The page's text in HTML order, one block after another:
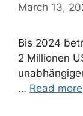
March 13,
Bis 2024
2 Millionen
… Read more